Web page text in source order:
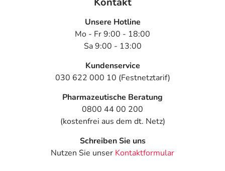
Unsere Hotline
Mo - Fr 9:00 - 18:00
Sa 9:00 - 13:00
Kundenservice
030 622 000 10 (Festnetztarif)
Pharmazeutische Beratung
0800 44 00 200
(kostenfrei aus dem dt. Netz)
Schreiben Sie uns
Nutzen Sie unser Kontaktformular